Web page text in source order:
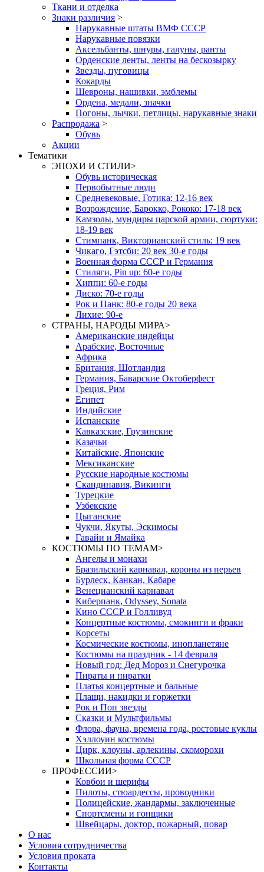
Ткани и отделка
Знаки различия >
Нарукавные штаты ВМФ СССР
Нарукавные повязки
Аксельбанты, шнуры, галуны, ранты
Орденские ленты, ленты на бескозырку
Звезды, пуговицы
Кокарды
Шевроны, нашивки, эмблемы
Ордена, медали, значки
Погоны, лычки, петлицы, нарукавные знаки
Распродажа >
Обувь
Акции
Тематики
ЭПОХИ И СТИЛИ>
Обувь историческая
Первобытные люди
Средневековые, Готика: 12-16 век
Возрождение, Барокко, Рококо: 17-18 век
Камзолы, мундиры царской армии, сюртуки:
18-19 век
Стимпанк, Викторианский стиль: 19 век
Чикаго, Гэтсби: 20 век 30-е годы
Военная форма СССР и Германия
Стиляги, Pin up: 60-е годы
Хиппи: 60-е годы
Диско: 70-е годы
Рок и Панк: 80-е годы 20 века
Лихие: 90-е
СТРАНЫ, НАРОДЫ МИРА>
Американские индейцы
Арабские, Восточные
Африка
Британия, Шотландия
Германия, Баварские Октоберфест
Греция, Рим
Египет
Индийские
Испанские
Кавказские, Грузинские
Казачьи
Китайские, Японские
Мексиканские
Русские народные костюмы
Скандинавия, Викинги
Турецкие
Узбекские
Цыганские
Чукчи, Якуты, Эскимосы
Гавайи и Ямайка
КОСТЮМЫ ПО ТЕМАМ>
Ангелы и монахи
Бразильский карнавал, короны из перьев
Бурлеск, Канкан, Кабаре
Венецианский карнавал
Киберпанк, Odyssey, Sonata
Кино СССР и Голливуд
Концертные костюмы, смокинги и фраки
Корсеты
Космические костюмы, инопланетяне
Костюмы на праздник - 14 февраля
Новый год: Дед Мороз и Снегурочка
Пираты и пиратки
Платья концертные и бальные
Плащи, накидки и горжетки
Рок и Поп звезды
Сказки и Мультфильмы
Флора, фауна, времена года, ростовые куклы
Хэллоуин костюмы
Цирк, клоуны, арлекины, скоморохи
Школьная форма СССР
ПРОФЕССИИ>
Ковбои и шерифы
Пилоты, стюардессы, проводники
Полицейские, жандармы, заключенные
Спортсмены и гонщики
Швейцары, доктор, пожарный, повар
О нас
Условия сотрудничества
Условия проката
Контакты